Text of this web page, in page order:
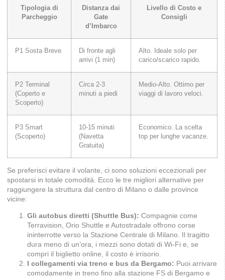
Tipologia di
Parcheggio
Distanza dai
Gate
d’Imbarco
Livello di Costo e
Consigli
P1 Sosta Breve
Di fronte agli
arrivi (1 min)
Alto. Ideale solo per
carico/scarico rapido.
P2 Terminal
(Coperto e
Scoperto)
Circa 2-3
minuti a piedi
Medio-Alto. Ottimo per
viaggi di lavoro veloci.
P3 Smart
(Scoperto)
10-15 minuti
(Navetta
Gratuita)
Economico. La scelta
top per lunghe vacanze.
Se preferisci evitare il volante, ci sono soluzioni eccezionali per
spostarsi in totale comodità. Ecco le tre migliori alternative per
raggiungere la struttura dal centro di Milano o dalle province
vicine:
Gli autobus diretti (Shuttle Bus): Compagnie come
Terravision, Orio Shuttle e Autostradale offrono corse
ininterrotte verso la Stazione Centrale di Milano. Il tragitto
dura meno di un’ora, i mezzi sono dotati di Wi-Fi e, se
compri il biglietto online, il costo è irrisorio.
I collegamenti via treno e bus da Bergamo: Puoi arrivare
comodamente in treno fino alla stazione FS di Bergamo e